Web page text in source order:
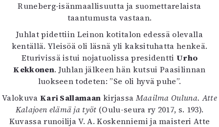
Runeberg-isänmaallisuutta ja suomettarelaista
taantumusta vastaan.
Juhlat pidettiin Leinon kotitalon edessä olevalla
kentällä. Yleisöä oli läsnä yli kaksituhatta henkeä.
Eturivissä istui nojatuolissa presidenttiUrho
Kekkonen. Juhlan jälkeen hän kutsui Paasilinnan
luokseen todeten: ”Se oli hyvä puhe”.
Valokuva Kari Sallamaan kirjassa Maailma Ouluna. Atte
Kalajoen elämä ja työt (Oulu-seura ry 2017, s. 193).
Kuvassa runoilija V. A. Koskenniemi ja maisteri Atte